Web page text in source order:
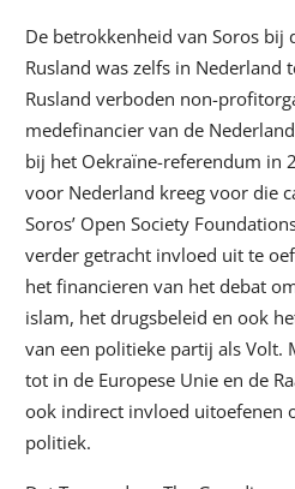
De betrokkenheid van Soros bij
Rusland was zelfs in Nederland
Rusland verboden non-
medefinancier van de
bij het Oekraïne-referendum in
voor Nederland kreeg voor die
Soros’ Open Society
verder getracht invloed uit te
het financieren van het debat
islam, het drugsbeleid en ook
van een politieke partij als Volt.
tot in de Europese Unie en de
ook indirect invloed uitoefenen
politiek.